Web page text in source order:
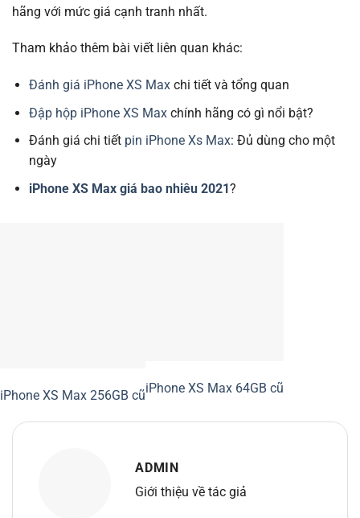
hãng với mức giá cạnh tranh nhất.
Tham khảo thêm bài viết liên quan khác:
Đánh giá iPhone XS Maxchi tiết và tổng quan
Đập hộp iPhone XS Maxchính hãng có gì nổi bật?
Đánh giá chi tiết pin iPhone Xs Max: Đủ dùng cho một
ngày
iPhone XS Max giá bao nhiêu 2021?
iPhone XS Max 256GB cũiPhone XS Max 64GB cũ
ADMIN
Giới thiệu về tác giả